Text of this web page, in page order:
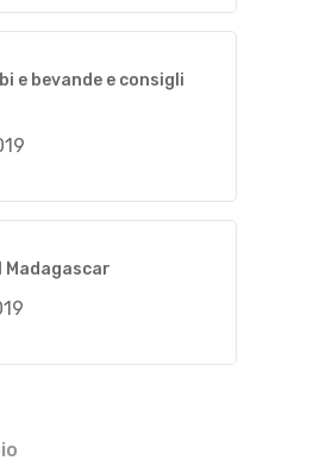
e bevande e consigli
Madagascar